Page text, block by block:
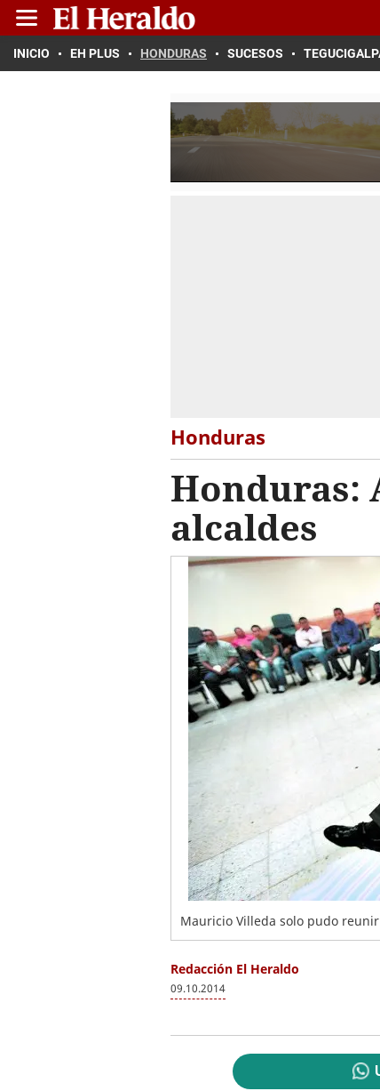
INICIO EH PLUS HONDURAS SUCESOS
Honduras
Honduras:
alcaldes
Mauricio Villeda solo pudo
Redacción El Heraldo
09.10.2014